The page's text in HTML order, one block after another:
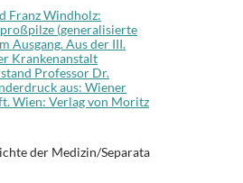
Franz Windholz:
(generalisierte
Ausgang. Aus der III.
Krankenanstalt
Professor Dr.
aus: Wiener
Wien: Verlag von Moritz
der Medizin/Separata